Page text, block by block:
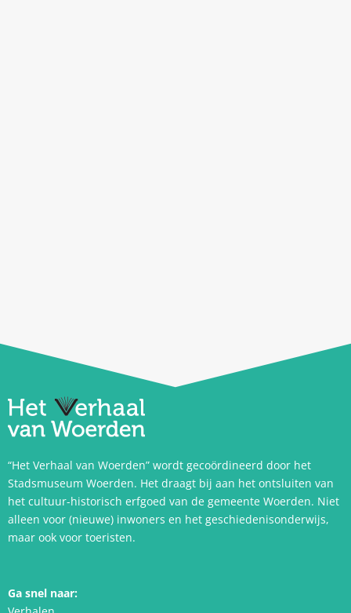
“Het Verhaal van Woerden” wordt gecoördineerd door het
Stadsmuseum Woerden. Het draagt bij aan het ontsluiten van
het cultuur-historisch erfgoed van de gemeente Woerden. Niet
alleen voor (nieuwe) inwoners en het geschiedenisonderwijs,
maar ook voor toeristen.
Ga snel naar: